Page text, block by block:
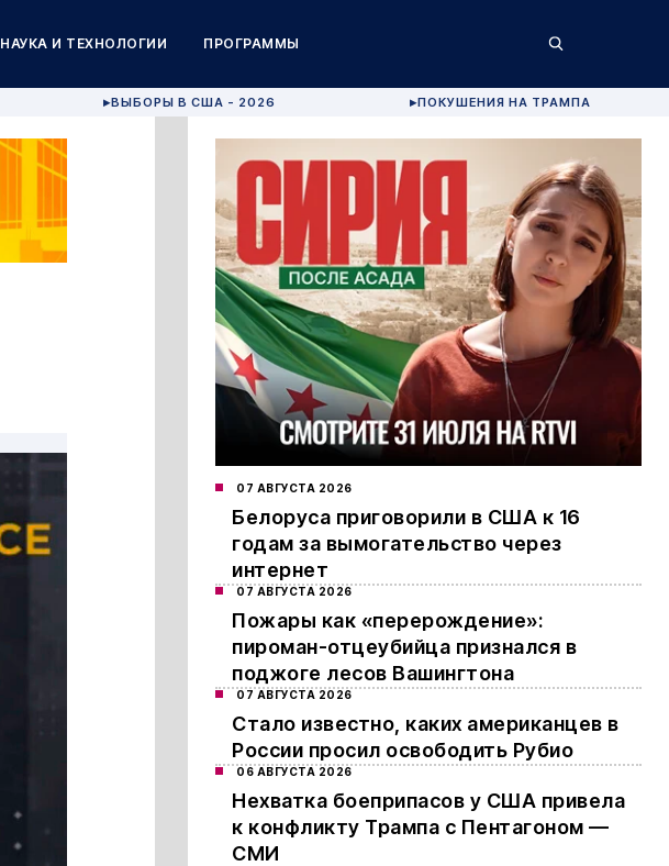
НАУКА И ТЕХНОЛОГИИ ПРОГРАММЫ
▶ВЫБОРЫ В США - 2026 ▶ПОКУШЕНИЯ НА ТРАМПА
07 АВГУСТА 2026
Белоруса приговорили в США к 16
годам за вымогательство через
интернет
07 АВГУСТА 2026
Пожары как «перерождение»:
пироман-отцеубийца признался в
поджоге лесов Вашингтона
07 АВГУСТА 2026
Стало известно, каких американцев в
России просил освободить Рубио
06 АВГУСТА 2026
Нехватка боеприпасов у США привела
к конфликту Трампа с Пентагоном —
СМИ